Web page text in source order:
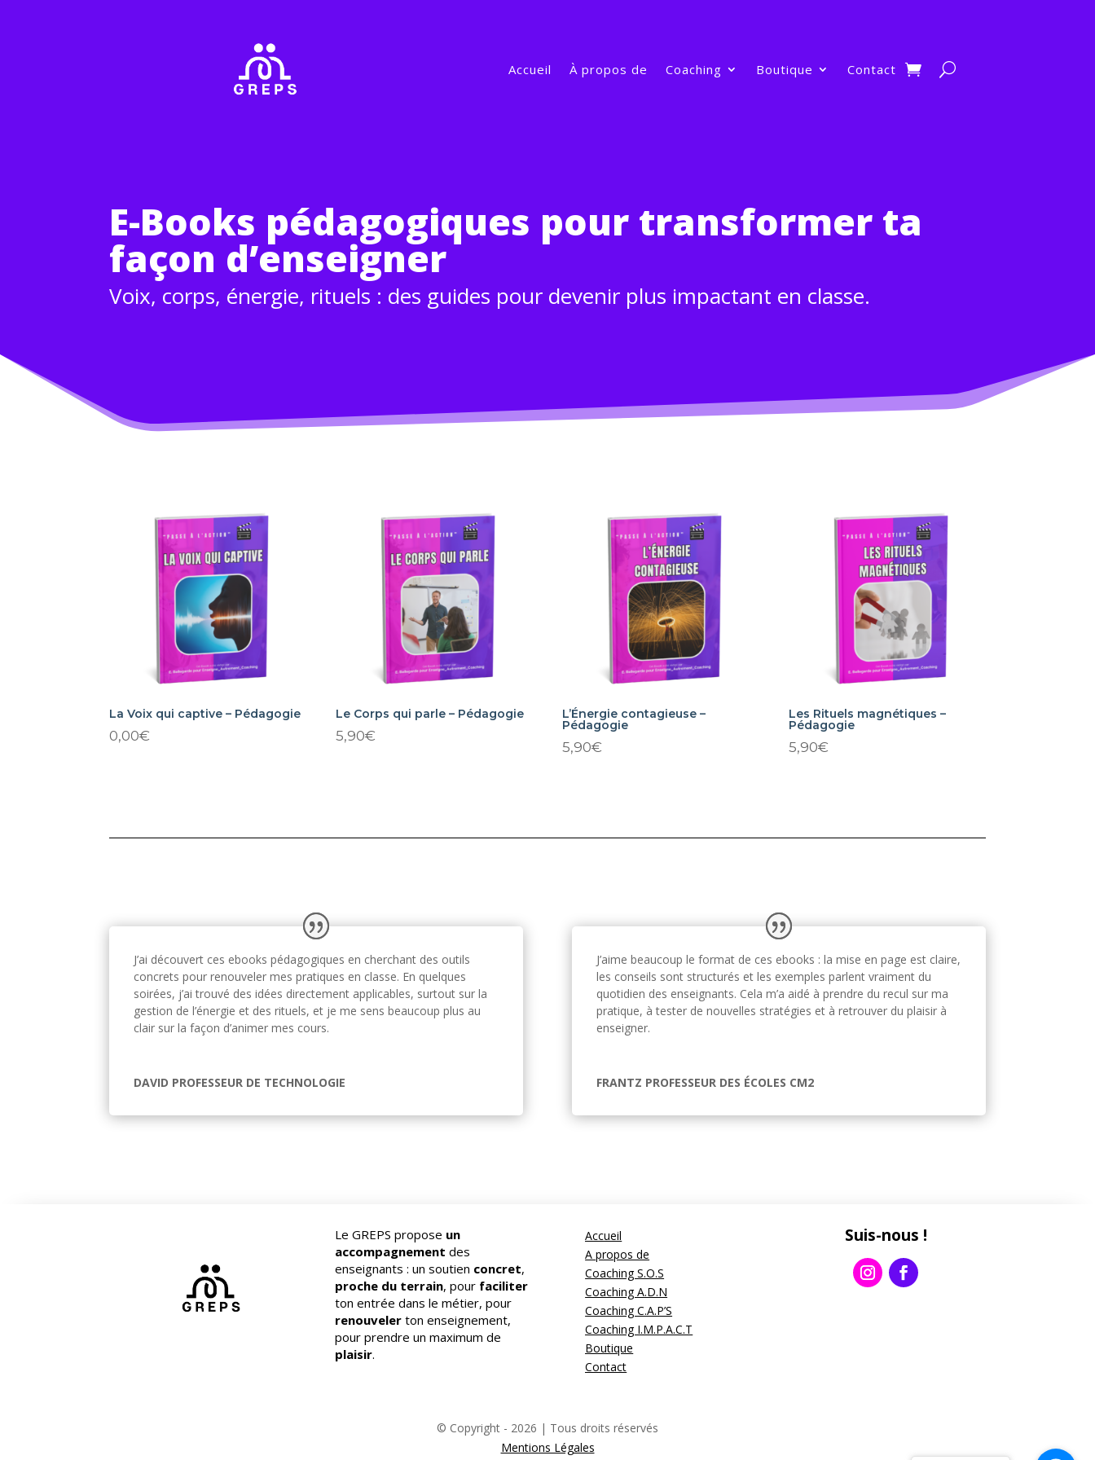
Accueil À propos de Coaching Boutique Contact
E-Books pédagogiques pour transformer ta
façon d’enseigner
Voix, corps, énergie, rituels : des guides pour devenir plus impactant en classe.
La Voix qui captive – Pédagogie
0,00€
Le Corps qui parle – Pédagogie
5,90€
L’Énergie contagieuse –
Pédagogie
5,90€
Les Rituels magnétiques –
Pédagogie
5,90€
J’ai découvert ces ebooks pédagogiques en cherchant des outils
concrets pour renouveler mes pratiques en classe. En quelques
soirées, j’ai trouvé des idées directement applicables, surtout sur la
gestion de l’énergie et des rituels, et je me sens beaucoup plus au
clair sur la façon d’animer mes cours.
DAVID PROFESSEUR DE TECHNOLOGIE
J’aime beaucoup le format de ces ebooks : la mise en page est claire,
les conseils sont structurés et les exemples parlent vraiment du
quotidien des enseignants. Cela m’a aidé à prendre du recul sur ma
pratique, à tester de nouvelles stratégies et à retrouver du plaisir à
enseigner.
FRANTZ PROFESSEUR DES ÉCOLES CM2
Le GREPS propose un
accompagnementdes
enseignants : un soutien concret,
proche du terrain, pour faciliter
ton entrée dans le métier, pour
renouveler ton enseignement,
pour prendre un maximum de
plaisir.
Accueil
A propos de
Coaching S.O.S
Coaching A.D.N
Coaching C.A.P’S
Coaching I.M.P.A.C.T
Boutique
Contact
Suis-nous !
© Copyright - 2026 | Tous droits réservés
Mentions Légales